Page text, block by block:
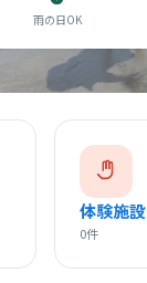
雨の日OK
体験施設
0件